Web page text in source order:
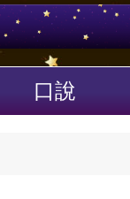
口說